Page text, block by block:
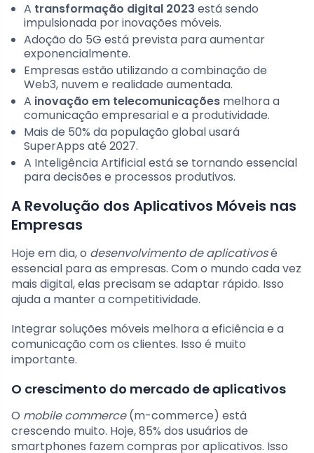
A transformação digital 2023 está sendo
impulsionada por inovações móveis.
Adoção do 5G está prevista para aumentar
exponencialmente.
Empresas estão utilizando a combinação de
Web3, nuvem e realidade aumentada.
A inovação em telecomunicações melhora a
comunicação empresarial e a produtividade.
Mais de 50% da população global usará
SuperApps até 2027.
A Inteligência Artificial está se tornando essencial
para decisões e processos produtivos.
A Revolução dos Aplicativos Móveis nas
Empresas
Hoje em dia, o desenvolvimento de aplicativosé
essencial para as empresas. Com o mundo cada vez
mais digital, elas precisam se adaptar rápido. Isso
ajuda a manter a competitividade.
Integrar soluções móveis melhora a eficiência e a
comunicação com os clientes. Isso é muito
importante.
O crescimento do mercado de aplicativos
O mobile commerce(m-commerce) está
crescendo muito. Hoje, 85% dos usuários de
smartphones fazem compras por aplicativos. Isso